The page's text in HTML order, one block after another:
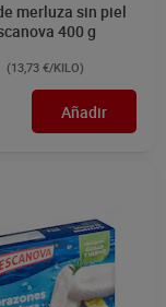
merluza sin piel
400 g
(13,73 €/KILO)
Añadir